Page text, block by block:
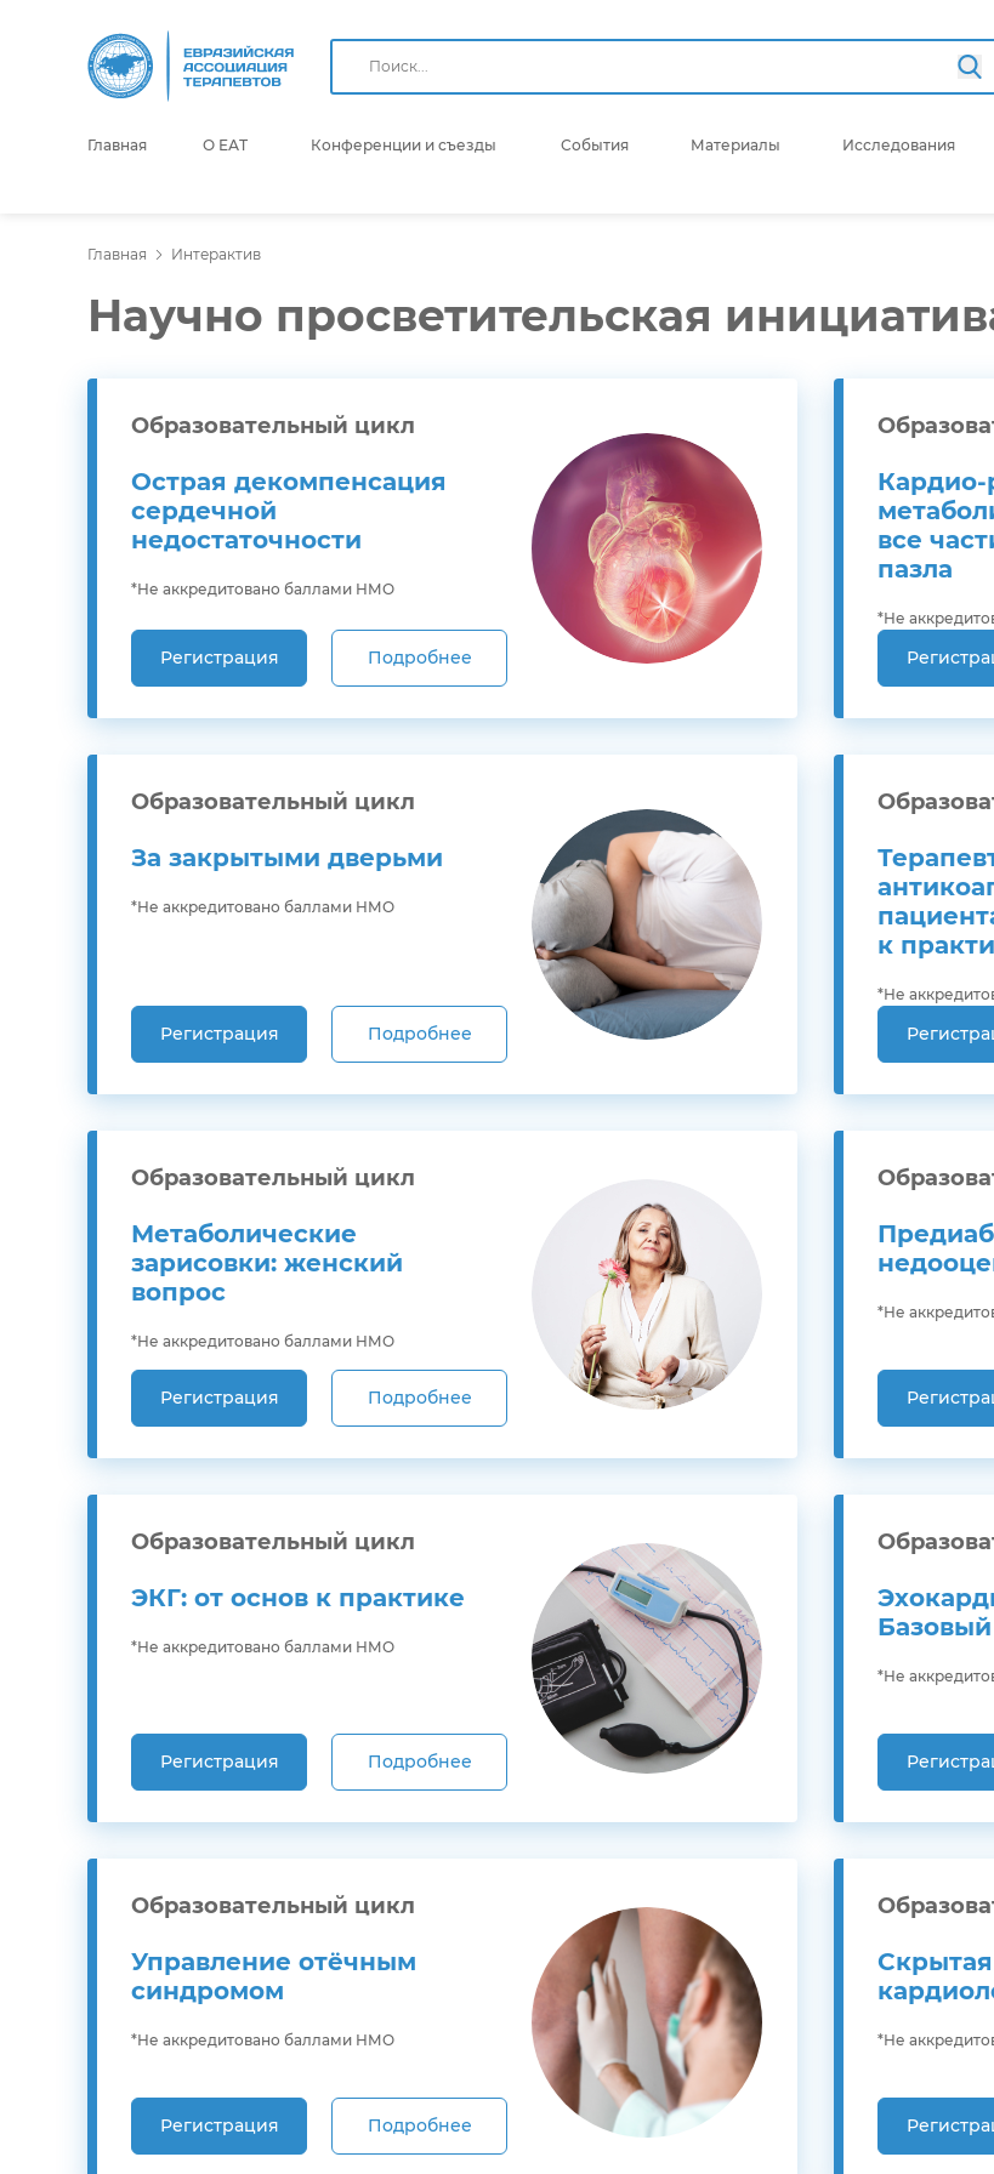
Главная О ЕАТ Конференции и съезды События Материалы Исследования
Главная Интерактив
Научно просветительская
Образовательный цикл
Острая декомпенсация
сердечной
недостаточности
*Не аккредитовано баллами НМО
Регистрация Подробнее
Кардио-
все
пазла
*Не
Образовательный цикл
За закрытыми дверьми
*Не аккредитовано баллами НМО
Регистрация Подробнее
к
*Не
Образовательный цикл
Метаболические
зарисовки: женский
вопрос
*Не аккредитовано баллами НМО
Регистрация Подробнее
*Не
Образовательный цикл
ЭКГ: от основ к практике
*Не аккредитовано баллами НМО
Регистрация Подробнее
*Не
Образовательный цикл
Управление отёчным
синдромом
*Не аккредитовано баллами НМО
Регистрация Подробнее
*Не